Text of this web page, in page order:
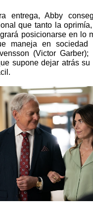
entrega, Abby
que tanto la
posicionarse en lo
maneja en sociedad
(Victor Garber);
supone dejar atrás su